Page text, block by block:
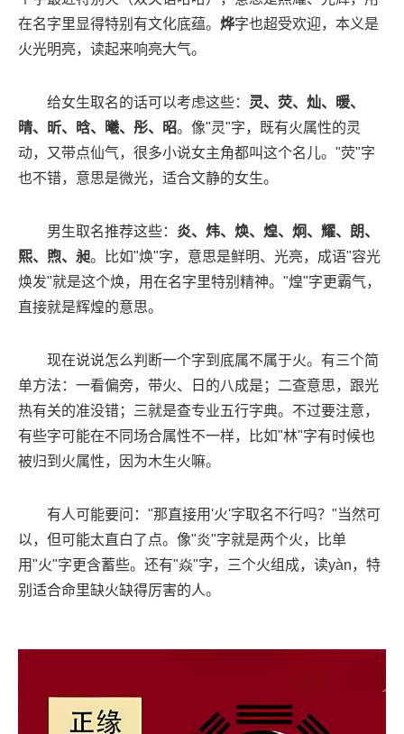
在名字里显得特别有文化底蕴。 烨字也超受欢迎，本义是
火光明亮，读起来响亮大气。
给女生取名的话可以考虑这些： 灵、荧、灿、暖、
晴、昕、晗、曦、彤、昭。像"灵"字，既有火属性的灵
动，又带点仙气，很多小说女主角都叫这个名儿。"荧"字
也不错，意思是微光，适合文静的女生。
男生取名推荐这些： 炎、炜、焕、煌、炯、耀、朗、
熙、煦、昶。比如"焕"字，意思是鲜明、光亮，成语"容光
焕发"就是这个焕，用在名字里特别精神。"煌"字更霸气，
直接就是辉煌的意思。
现在说说怎么判断一个字到底属不属于火。有三个简
单方法：一看偏旁，带火、日的八成是；二查意思，跟光
热有关的准没错；三就是查专业五行字典。不过要注意，
有些字可能在不同场合属性不一样，比如"林"字有时候也
被归到火属性，因为木生火嘛。
有人可能要问："那直接用'火'字取名不行吗？"当然可
以，但可能太直白了点。像"炎"字就是两个火，比单
用"火"字更含蓄些。还有"焱"字，三个火组成，读yàn，特
别适合命里缺火缺得厉害的人。